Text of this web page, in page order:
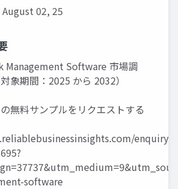
August 02, 25
Management Software 市場調
象期間：2025 から 2032）
無料サンプルをリクエストする
enquiry/
software